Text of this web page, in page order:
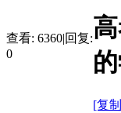
查看: 6360|回复:
0
[复